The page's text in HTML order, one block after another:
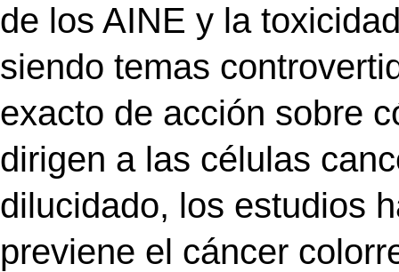
de los AINE y la
siendo temas
exacto de acción sobre
dirigen a las células
dilucidado, los estudios
previene el cáncer